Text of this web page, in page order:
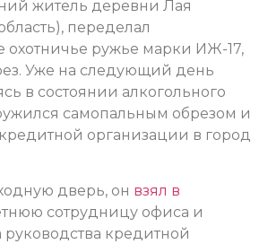
житель деревни Лая
переделал
охотничье ружье марки ИЖ-17,
Уже на следующий день
в состоянии алкогольного
самопальным обрезом и
организации в город
дверь, он взял в
сотрудницу офиса и
руководства кредитной